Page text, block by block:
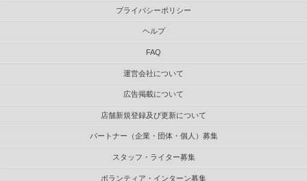
プライバシーポリシー
ヘルプ
FAQ
運営会社について
広告掲載について
店舗新規登録及び更新について
パートナー（企業・団体・個人）募集
スタッフ・ライター募集
ボランティア・インターン募集